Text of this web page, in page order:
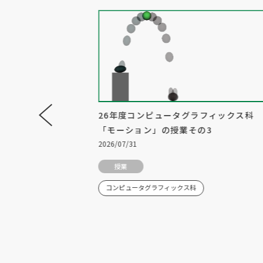
ターコミュニケー
見学してきまし
26年度コンピュータグラフィックス科
「モーション」の授業その3
2026/07/31
授業
コンピュータグラフィックス科